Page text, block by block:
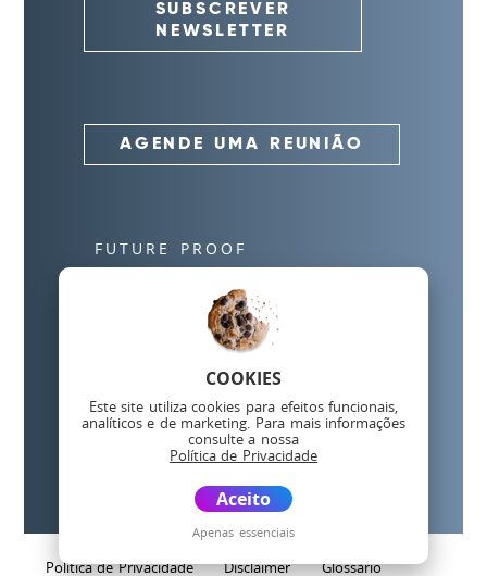
FUTURE PROOF
FUTURE ANALYZER
BLOG
MEDIA
CONTACTOS
AGENDE UMA REUNIÃO
Política de Privacidade Disclaimer Glossário
COOKIES
Este site utiliza cookies para efeitos funcionais,
analíticos e de marketing. Para mais informações
consulte a nossa
Política de Privacidade
Aceito
Apenas essenciais